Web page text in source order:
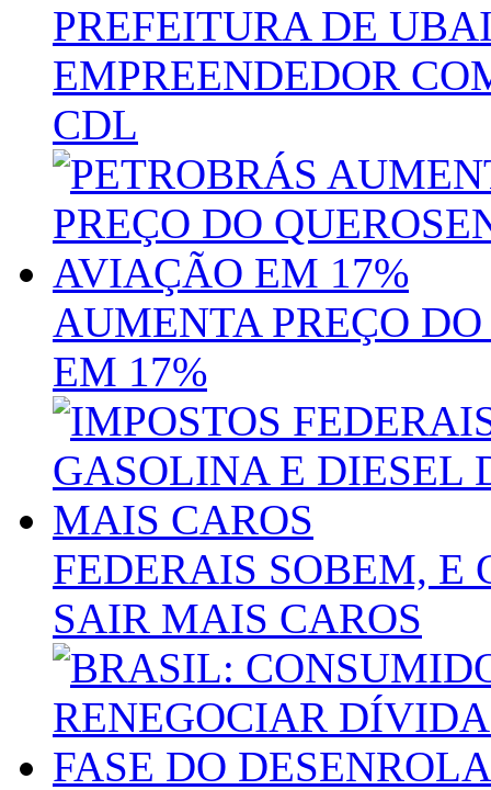
PREFEITURA DE
EMPREENDEDOR
CDL
AUMENTA PREÇO
EM 17%
FEDERAIS SOBEM, E
SAIR MAIS CAROS